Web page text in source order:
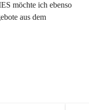
möchte ich ebenso
aus dem